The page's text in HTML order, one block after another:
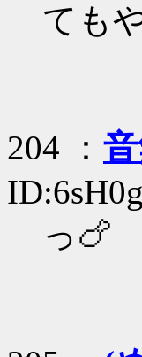
ても
204 ：
っ🍗